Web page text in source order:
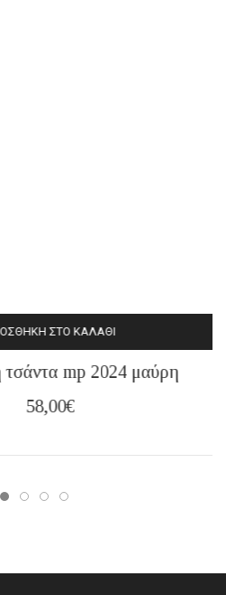
ΣΤΟ ΚΑΛΆΘΙ
mp 2024 μαύρη
58,00€